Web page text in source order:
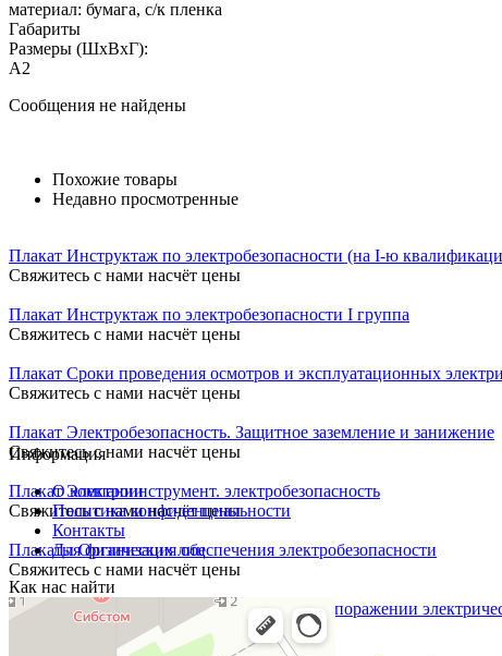
материал: бумага, с/к пленка
Габариты
Размеры (ШxВxГ):
A2
Сообщения не найдены
Похожие товары
Недавно просмотренные
Плакат Инструктаж по электробезопасности (на I-ю
Свяжитесь с нами насчёт цены
Плакат Инструктаж по электробезопасности I группа
Свяжитесь с нами насчёт цены
Плакат Сроки проведения осмотров и эксплуатационных
Свяжитесь с нами насчёт цены
Плакат Электробезопасность. Защитное заземление и занижение
Свяжитесь с нами насчёт цены
Плакат Электроинструмент. электробезопасность
Свяжитесь с нами насчёт цены
Плакаты Организация обеспечения электробезопасности
Свяжитесь с нами насчёт цены
Плакаты Первая медицинская помощь при поражении
Свяжитесь с нами насчёт цены
Информация
О компании
Политика конфиденциальности
Контакты
Для физических лиц
Как нас найти